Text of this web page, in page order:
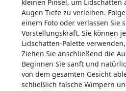
kleinen Pinsel, um
Augen Tiefe zu verleihen.
einem Foto oder verlassen Sie
Vorstellungskraft. Sie können
Lidschatten-Palette
Ziehen Sie anschließend die
Beginnen Sie sanft und
von dem gesamten Gesicht
schließlich falsche Wimpern